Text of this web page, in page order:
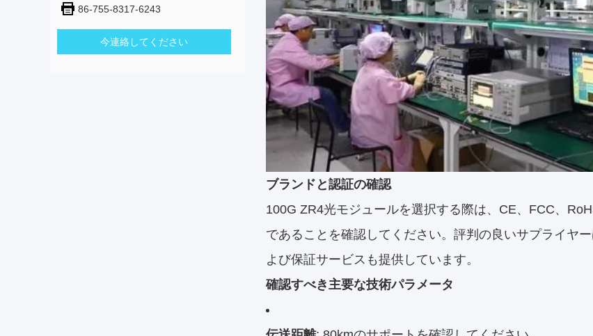
86-755-8317-6243
今連絡してください
ブランドと認証の確認
100G ZR4光モジュールを選択する際は、CE、FCC、
であることを確認してください。評判の良いサプライヤ
よび保証サービスも提供しています。
確認すべき主要な技術パラメータ